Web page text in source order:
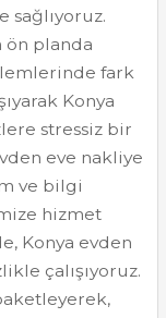
planda
fark
Konya
stressiz bir
eve nakliye
ve bilgi
hizmet
Konya evden
çalışıyoruz.